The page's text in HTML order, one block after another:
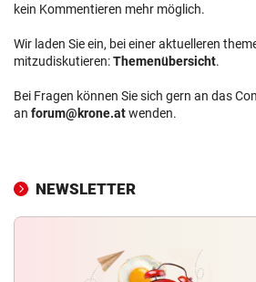
kein Kommentieren mehr möglich.
Wir laden Sie ein, bei einer aktuelleren
mitzudiskutieren:Themenübersicht.
Bei Fragen können Sie sich gern an das
an forum@krone.atwenden.
NEWSLETTER